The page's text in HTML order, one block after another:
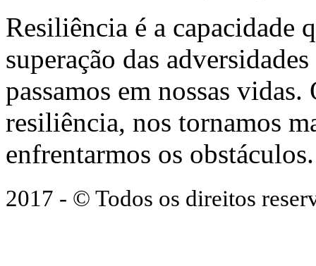
Resiliência é a capacidade
superação das
passamos em nossas
resiliência, nos tornamos
enfrentarmos os obstáculos.
2017 - © Todos os direitos